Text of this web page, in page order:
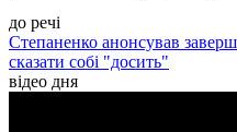
до речі
Степаненко анонсував
сказати собі "досить"
відео дня